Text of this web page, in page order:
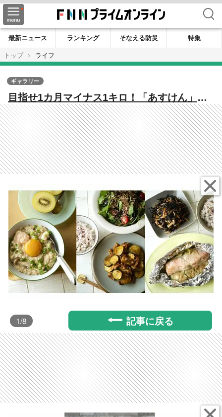
検索
最新ニュース ランキング そなえる防災
特集
トップ
ライフ
目指せ1カ月マイナス1キロ！「あすけん」の
管理栄養士が教える1日1500kcal以下のメニュ
ー例3日分とヘルシーレシピ2選
ギャラリー
1/8 記事に戻る